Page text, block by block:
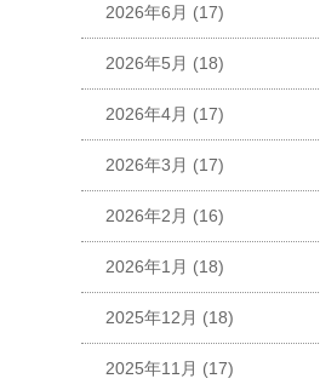
2026年6月 (17)
2026年5月 (18)
2026年4月 (17)
2026年3月 (17)
2026年2月 (16)
2026年1月 (18)
2025年12月 (18)
2025年11月 (17)